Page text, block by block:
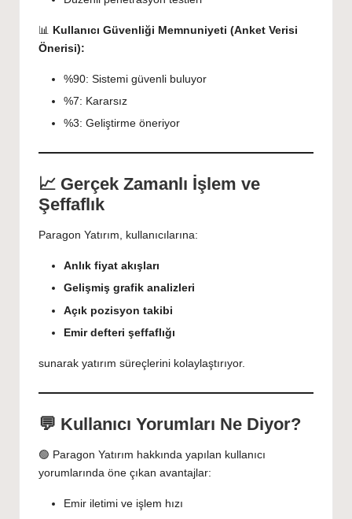
📊 Kullanıcı Güvenliği Memnuniyeti (Anket Verisi
Önerisi):
%90: Sistemi güvenli buluyor
%7: Kararsız
%3: Geliştirme öneriyor
📈 Gerçek Zamanlı İşlem ve
Şeffaflık
Paragon Yatırım, kullanıcılarına:
Anlık fiyat akışları
Gelişmiş grafik analizleri
Açık pozisyon takibi
Emir defteri şeffaflığı
sunarak yatırım süreçlerini kolaylaştırıyor.
💬 Kullanıcı Yorumları Ne Diyor?
🟢 Paragon Yatırım hakkında yapılan kullanıcı
yorumlarında öne çıkan avantajlar:
Emir iletimi ve işlem hızı